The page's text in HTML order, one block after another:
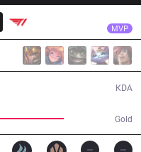
MVP
Gold
KDA